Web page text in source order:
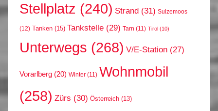
Stellplatz (240) Strand (31) Sulzemoos
(12) Tanken (15) Tankstelle (29) Tarn (11) Tirol (10)
Unterwegs (268) V/E-Station (27)
Vorarlberg (20) Winter (11) Wohnmobil
(258) Zürs (30) Österreich (13)